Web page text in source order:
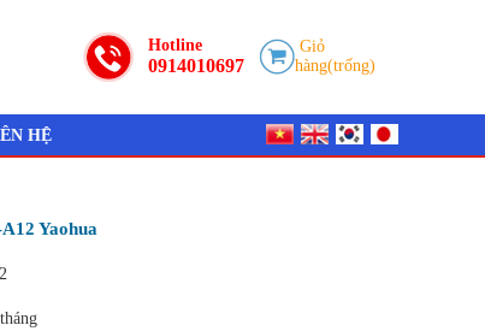
Hotline
0914010697
Giỏ
hàng(trống)
HỆ
Yaohua